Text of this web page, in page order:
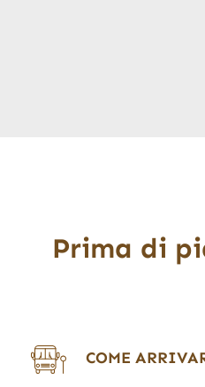
Prima di
COME